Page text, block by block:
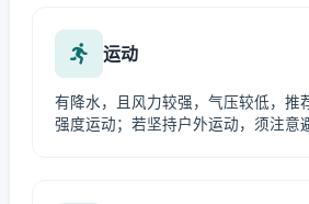
运动
有降水，且风力较强，气压较低，推
强度运动；若坚持户外运动，须注意